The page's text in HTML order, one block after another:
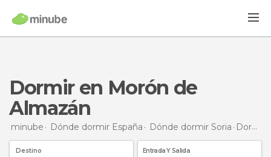
Dormir en Morón de
Almazán
minube Dónde dormir España Dónde dormir Soria Dormir
Destino Entrada Y Salida